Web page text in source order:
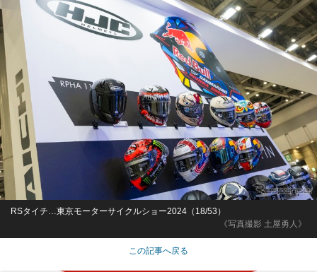
《写真撮影 土屋勇人》
RSタイチ…東京モーターサイクルショー2024（18/53）
この記事へ戻る